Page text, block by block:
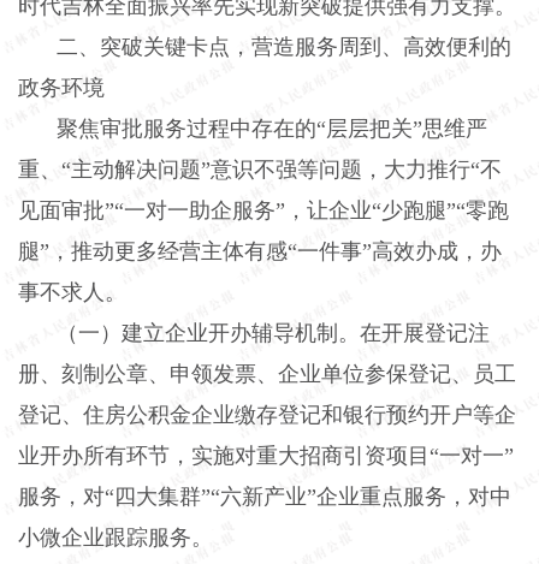
时代吉林全面振兴率先实现新突破提供强有力支撑。
二、突破关键卡点，营造服务周到、高效便利的
政务环境
聚焦审批服务过程中存在的“层层把关”思维严
重、“主动解决问题”意识不强等问题，大力推行“不
见面审批”“一对一助企服务”，让企业“少跑腿”“零跑
腿”，推动更多经营主体有感“一件事”高效办成，办
事不求人。
（一）建立企业开办辅导机制。 在开展登记注
册、刻制公章、申领发票、企业单位参保登记、员工
登记、住房公积金企业缴存登记和银行预约开户等企
业开办所有环节，实施对重大招商引资项目“一对一”
服务，对“四大集群”“六新产业”企业重点服务，对中
小微企业跟踪服务。